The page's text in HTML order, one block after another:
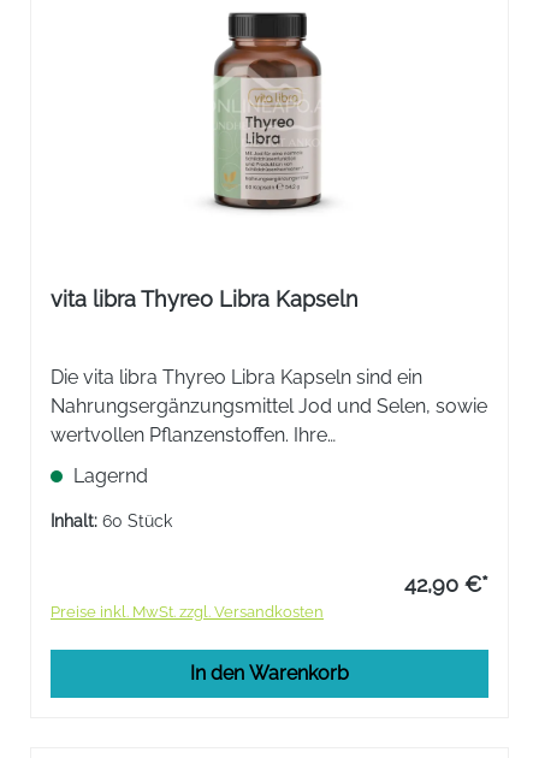
vita libra Thyreo Libra Kapseln
Die vita libra Thyreo Libra Kapseln sind ein
Nahrungsergänzungsmittel Jod und Selen, sowie
wertvollen Pflanzenstoffen. Ihre
Nährstoffkombination für die normale
Hormonproduktion der Schilddrüse.
Lagernd
Inhalt: 60 Stück
42,90 €*
Preise inkl. MwSt. zzgl. Versandkosten
In den Warenkorb